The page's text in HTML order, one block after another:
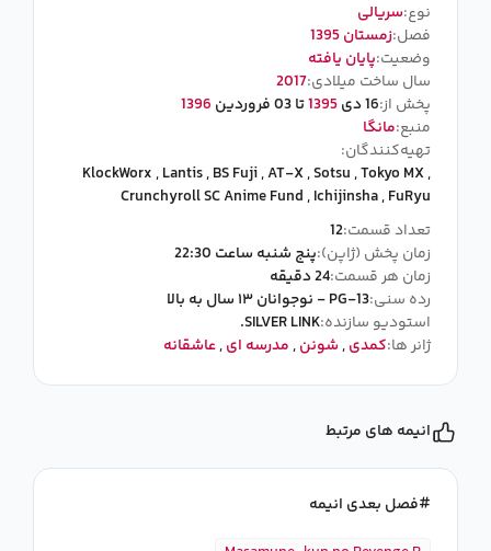
نوع:سریالی
فصل:زمستان 1395
وضعیت:پایان یافته
سال ساخت میلادی:2017
پخش از:16 دی 1395تا 03 فروردین
1396
منبع:مانگا
تهیه‌کنندگان:
KlockWorx,Lantis,BS Fuji,AT-X,Sotsu,Tokyo MX,
Crunchyroll SC Anime Fund,Ichijinsha,FuRyu
تعداد قسمت:12
زمان پخش (ژاپن):پنج شنبه ساعت 22:30
زمان هر قسمت:24 دقیقه
رده سنی:PG-13 - نوجوانان ۱۳ سال به بالا
استودیو سازنده:SILVER LINK.
ژانر ها:کمدی,شونن,مدرسه ای,عاشقانه
انیمه های مرتبط
فصل بعدی انیمه